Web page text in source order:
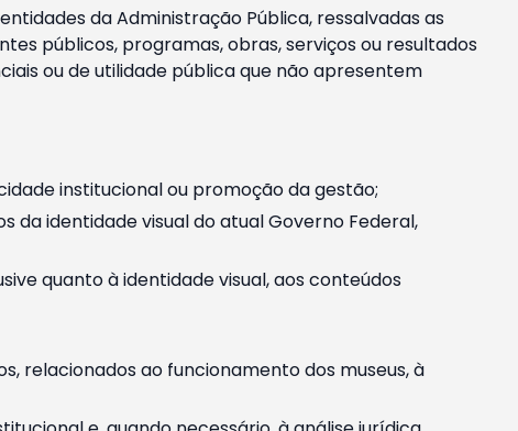
da Administração Pública, ressalvadas as
públicos, programas, obras, serviços ou resultados
ou de utilidade pública que não apresentem
institucional ou promoção da gestão;
da identidade visual do atual Governo Federal,
quanto à identidade visual, aos conteúdos
relacionados ao funcionamento dos museus, à